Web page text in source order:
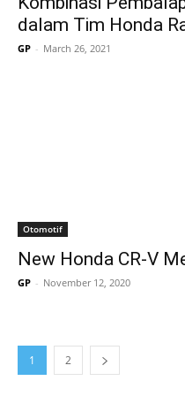
dalam Tim Honda
GP - March 26, 2021
Otomotif
New Honda CR-V
GP - November 12, 2020
1 2